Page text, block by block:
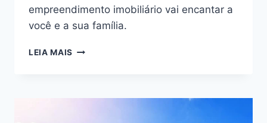
empreendimento imobiliário vai encantar a
você e a sua família.
LEIA MAIS DESCUBRA
A